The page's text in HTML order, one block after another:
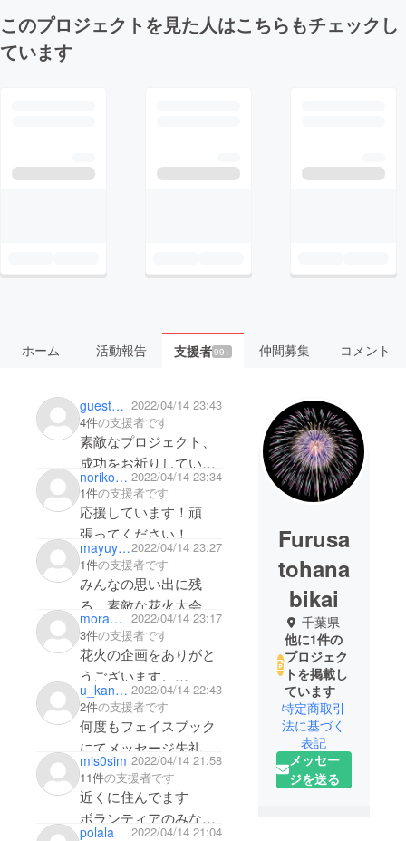
このプロジェクトを見た人はこちらもチェックし
ています
ホーム 活動報告 支援者99+ 仲間募集 コメント
guestbd3836453974 2022/04/14 23:43
4件の支援者です
素敵なプロジェクト、
成功をお祈りしていま
す。高城さんと麗澤大
学の皆様の連携、応援
させて頂きます。
noriko wanda 2022/04/14 23:34
1件の支援者です
応援しています！頑
張ってください！
mayuyuk2022/04/14 23:27
1件の支援者です
みんなの思い出に残
る、素敵な花火大会に
なりますように…☺️
moramori39 2022/04/14 23:17
3件の支援者です
花火の企画をありがと
うございます。
応援しています！頑
張ってください！
u_kanako 2022/04/14 22:43
2件の支援者です
何度もフェイスブック
にてメッセージ失礼し
ました。お忙しい中ご
対応いただきありがと
うございました！応援
してます！頑張って下
mis0sim 2022/04/14 21:58
11件の支援者です
近くに住んでます
ボランティアのみなさ
polala
2022/04/14 21:04
Furusa
tohana
bikai
千葉県
他に1件の
プロジェク
トを掲載し
ています
特定商取引
法に基づく
表記
メッセー
ジを送る